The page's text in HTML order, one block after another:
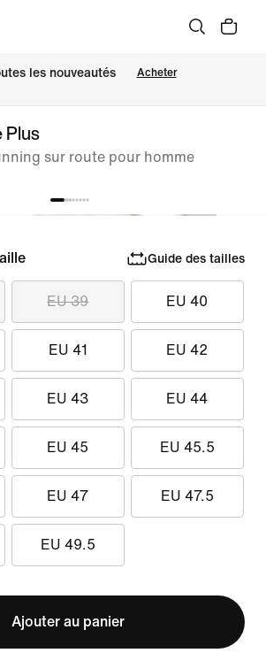
les nouveautés Acheter
Plus
sur route pour homme
Guide des tailles
EU 39 EU 40
EU 41 EU 42
EU 43 EU 44
EU 45 EU 45.5
EU 47 EU 47.5
EU 49.5
Ajouter au panier